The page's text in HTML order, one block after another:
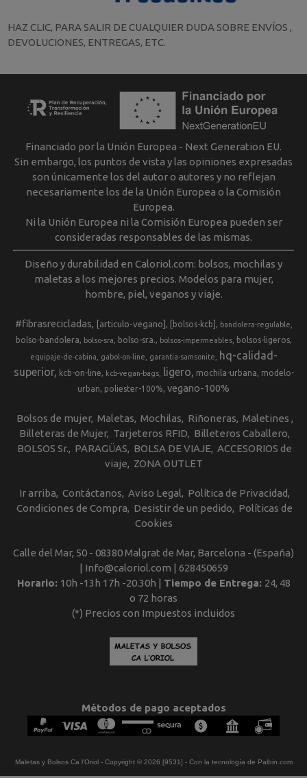
HAZ CLIC, PARA SALIR DE CUALQUIER DUDA SOBRE ENVÍOS ,
DEVOLUCIONES, ENTREGAS, ETC.
Financiado por la Unión Europea - Next Generation EU.
Sin embargo, los puntos de vista y las opiniones expresadas
son únicamente los del autor o autores y no reflejan
necesariamente los de la Unión Europea o la Comisión
Europea.
Ni la Unión Europea ni la Comisión Europea pueden ser
consideradas responsables de las mismas.
Diseño y durabilidad en Caloriol.com: bolsos, mochilas y
maletas a los mejores precios. Modelos para mujer,
hombre, piel, veganos y viaje.
#fibrasrecicladas [articulo-vegano] [bolsos-kcb] bandolera-regulable
bolso-bandolera bolso-sra bolso-sra. bolsos-impermeables bolsos-ligeros
equipaje-de-cabina gabol-on-line garantia-samsonite
hq-calidad-
superior
kcb-on-line kcb-vegan-bags ligero mochila-urbana
modelo-
urban
poliester-100% vegano-100%
Bolsos de mujer Maletas Mochilas Riñoneras Maletines
Billeteras de Mujer Tarjeteros RFID
Billeteros Caballero
BOLSOS Sr.
PARAGÜAS BOLSA DE VIAJE ACCESORIOS de
viaje
ZONA OUTLET
Ir arriba Contáctanos Aviso Legal
Política de Privacidad
Condiciones de Compra
Desistir de un pedido
Políticas de
Cookies
Calle del Mar, 50 - 08380 Malgrat de Mar, Barcelona - (España)
| Info@caloriol.com | 628450659
Horario: 10h -13h 17h -20.30h | Tiempo de Entrega: 24, 48
o 72 horas
(*) Precios con Impuestos incluidos
Métodos de pago aceptados
Maletas y Bolsos Ca l'Oriol- Copyright © 2026 [9531] - Con la tecnología de Palbin.com